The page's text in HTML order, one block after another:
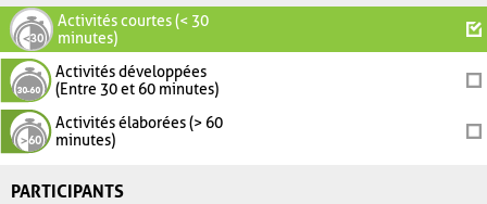
Activités courtes (< 30
minutes)
Activités développées
(Entre 30 et 60 minutes)
Activités élaborées (> 60
minutes)
PARTICIPANTS